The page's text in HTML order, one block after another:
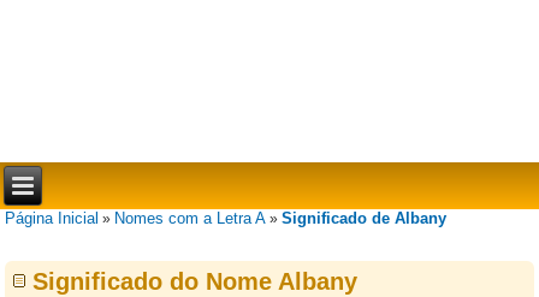
Página Inicial » Nomes com a Letra A »Significado de Albany
Significado do Nome Albany